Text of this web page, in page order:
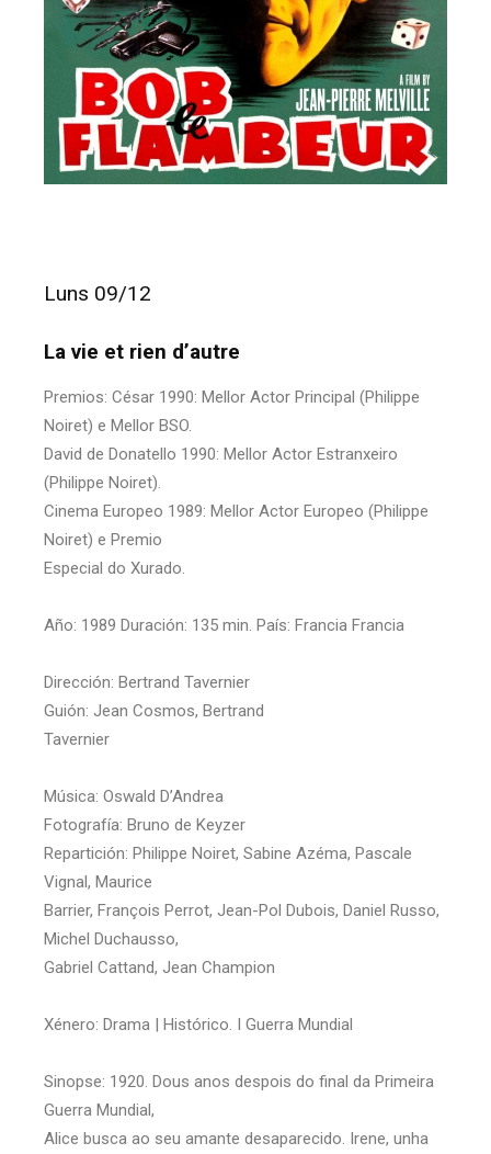
Luns 09/12
La vie et rien d’autre
Premios: César 1990: Mellor Actor Principal (Philippe
Noiret) e Mellor BSO.
David de Donatello 1990: Mellor Actor Estranxeiro
(Philippe Noiret).
Cinema Europeo 1989: Mellor Actor Europeo (Philippe
Noiret) e Premio
Especial do Xurado.
Año: 1989 Duración: 135 min. País: Francia Francia
Dirección: Bertrand Tavernier
Guión: Jean Cosmos, Bertrand
Tavernier
Música: Oswald D’Andrea
Fotografía: Bruno de Keyzer
Repartición: Philippe Noiret, Sabine Azéma, Pascale
Vignal, Maurice
Barrier, François Perrot, Jean-Pol Dubois, Daniel Russo,
Michel Duchausso,
Gabriel Cattand, Jean Champion
Xénero: Drama | Histórico. I Guerra Mundial
Sinopse: 1920. Dous anos despois do final da Primeira
Guerra Mundial,
Alice busca ao seu amante desaparecido. Irene, unha